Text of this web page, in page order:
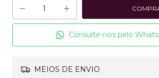
Consulte-nos pelo
MEIOS DE ENVIO